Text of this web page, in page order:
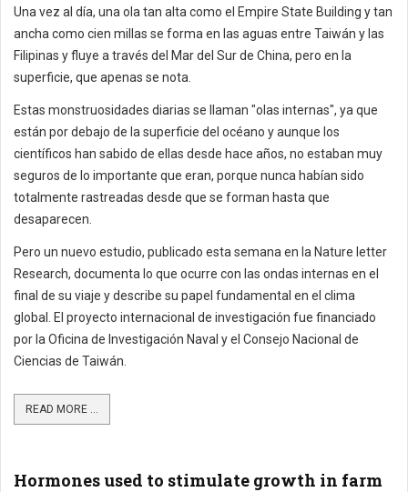
Una vez al día, una ola tan alta como el Empire State Building y tan
ancha como cien millas se forma en las aguas entre Taiwán y las
Filipinas y fluye a través del Mar del Sur de China, pero en la
superficie, que apenas se nota.
Estas monstruosidades diarias se llaman "olas internas", ya que
están por debajo de la superficie del océano y aunque los
científicos han sabido de ellas desde hace años, no estaban muy
seguros de lo importante que eran, porque nunca habían sido
totalmente rastreadas desde que se forman hasta que
desaparecen.
Pero un nuevo estudio, publicado esta semana en la Nature letter
Research, documenta lo que ocurre con las ondas internas en el
final de su viaje y describe su papel fundamental en el clima
global. El proyecto internacional de investigación fue financiado
por la Oficina de Investigación Naval y el Consejo Nacional de
Ciencias de Taiwán.
READ MORE ...
Hormones used to stimulate growth in farm